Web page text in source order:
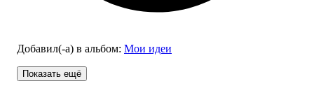
Добавил(-а) в альбом: Мои идеи
Показать ещё